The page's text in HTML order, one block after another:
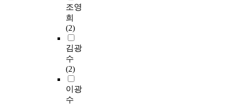
조영
희
(2)
김광
수
(2)
이광
수